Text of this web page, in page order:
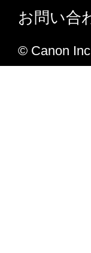
iR-
お問い合
© Canon